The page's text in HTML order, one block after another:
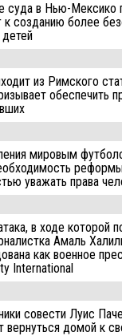
в Нью-Мексико
созданию более
из Римского
обеспечить
мировым
уважать права
в ходе которой
Амаль
как военное
International
совести Луис
вернуться домой к